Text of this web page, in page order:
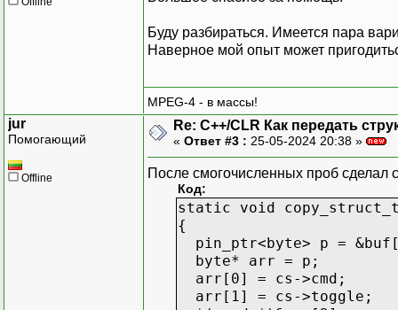
Буду разбираться. Имеется пара
Наверное мой опыт может
MPEG-4 - в массы!
jur
Помогающий
Offline
Re: C++/CLR Как передать
« Ответ #3 : 25-05-2024 20:38 »
После смогочисленных проб сделал
Код:
static void
{
pin_ptr<byte> p =
byte* arr = p;
arr[0] = cs->cmd;
arr[1] = cs->toggle;